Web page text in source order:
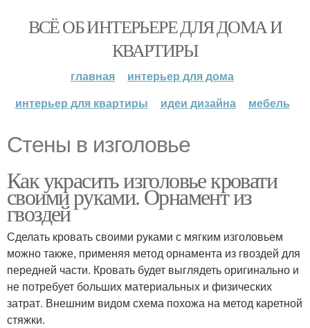
ВСЁ ОБ ИНТЕРЬЕРЕ ДЛЯ ДОМА И
КВАРТИРЫ
главная
интерьер для дома
интерьер для квартиры
идеи дизайна мебель
Стены в изголовье
Как украсить изголовье кровати
своими руками. Орнамент из
гвоздей
Сделать кровать своими руками с мягким изголовьем
можно также, применяя метод орнамента из гвоздей для
передней части. Кровать будет выглядеть оригинально и
не потребует больших материальных и физических
затрат. Внешним видом схема похожа на метод каретной
стяжки.